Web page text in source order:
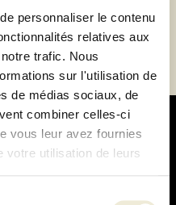
personnaliser le contenu
relatives aux
trafic. Nous
sur l'utilisation de
de médias sociaux, de
combiner celles-ci
vous leur avez fournies
votre utilisation de leurs